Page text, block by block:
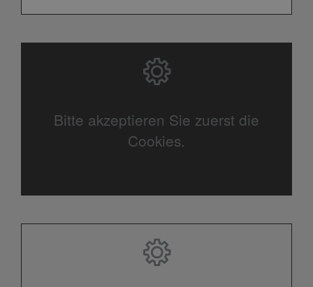
Bitte akzeptieren Sie zuerst die
Cookies.